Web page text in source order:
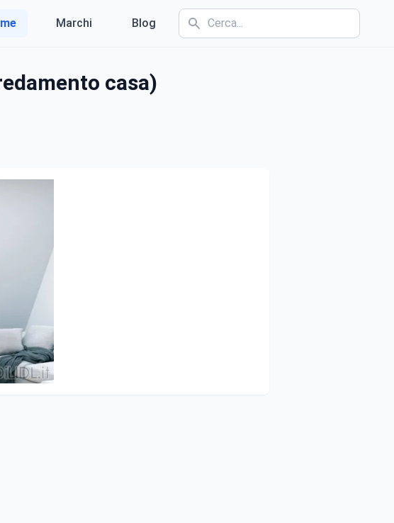
Marchi Blog
casa)